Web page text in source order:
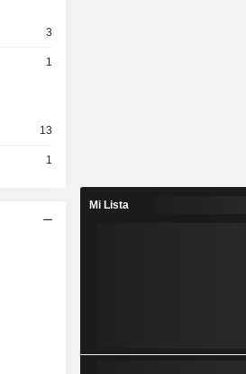
3
1
13
1
Mi Lista